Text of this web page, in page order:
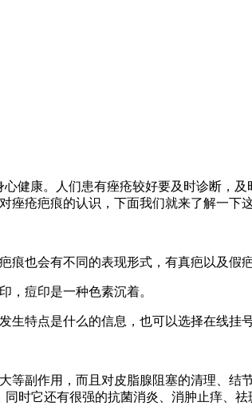
健康。人们患有痤疮较好要及时诊断，
疮疤痕的认识，下面我们就来了解一下
也会有不同的表现形式，有真疤以及假疤
，痘印是一种色素沉着。
特点是什么的信息，也可以选择在线挂
副作用，而且对皮脂腺阻塞的清理、
时它还有很强的抗菌消炎、消肿止痒、